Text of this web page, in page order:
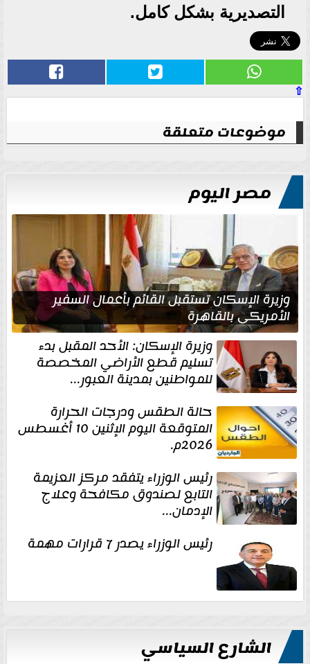
التصديرية بشكل كامل.
⇧
موضوعات متعلقة
مصر اليوم
وزيرة الإسكان تستقبل القائم بأعمال السفير
الأمريكي بالقاهرة
وزيرة الإسكان: الأحد المقبل بدء
تسليم قطع الأراضي المخصصة
للمواطنين بمدينة العبور...
حالة الطقس ودرجات الحرارة
المتوقعة اليوم الإثنين 10 أغسطس
2026م.
رئيس الوزراء يتفقد مركز العزيمة
التابع لصندوق مكافحة وعلاج
الإدمان...
رئيس الوزراء يصدر 7 قرارات مهمة
الشارع السياسي